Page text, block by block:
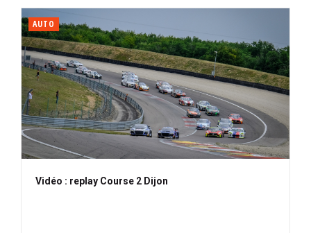
AUTO
Vidéo : replay Course 2 Dijon